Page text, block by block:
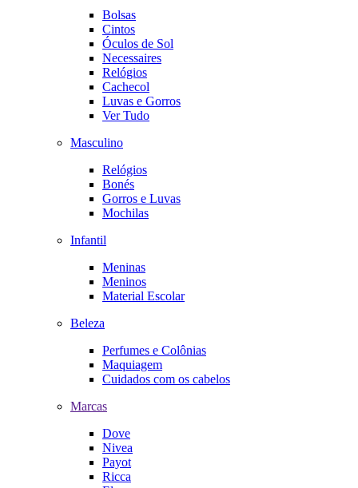
Bolsas
Cintos
Óculos de Sol
Necessaires
Relógios
Cachecol
Luvas e Gorros
Ver Tudo
Masculino
Relógios
Bonés
Gorros e Luvas
Mochilas
Infantil
Meninas
Meninos
Material Escolar
Beleza
Perfumes e Colônias
Maquiagem
Cuidados com os cabelos
Marcas
Dove
Nivea
Payot
Ricca